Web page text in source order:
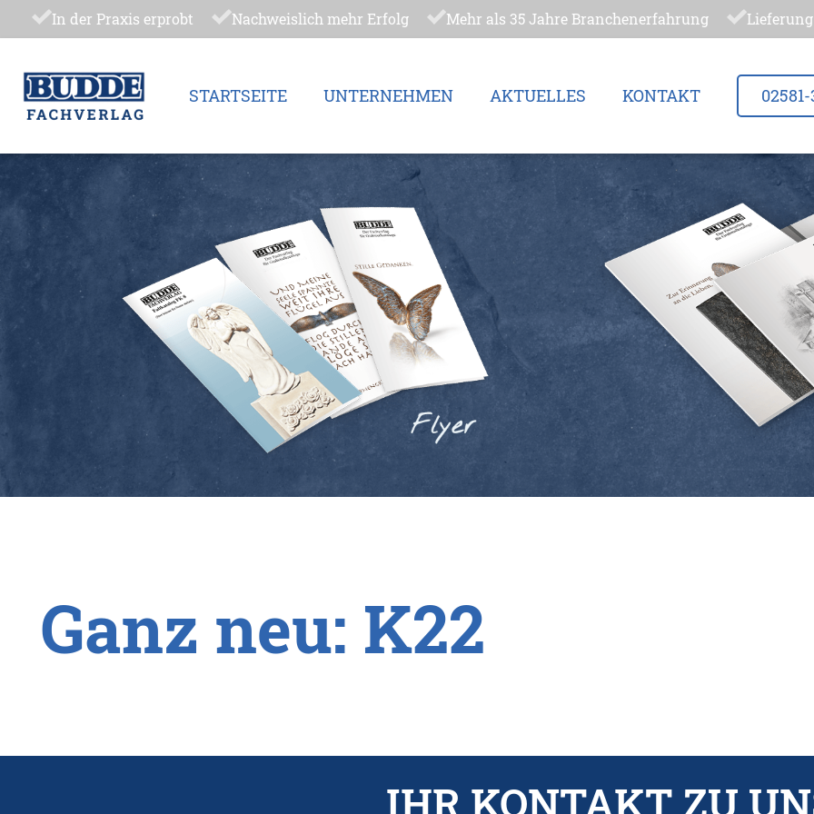
In der Praxis erprobt Nachweislich mehr Erfolg Mehr als 35 Jahre Branchenerfahrung
STARTSEITE UNTERNEHMEN AKTUELLES KONTAKT
Ganz neu: K22
IHR KONTAKT ZU